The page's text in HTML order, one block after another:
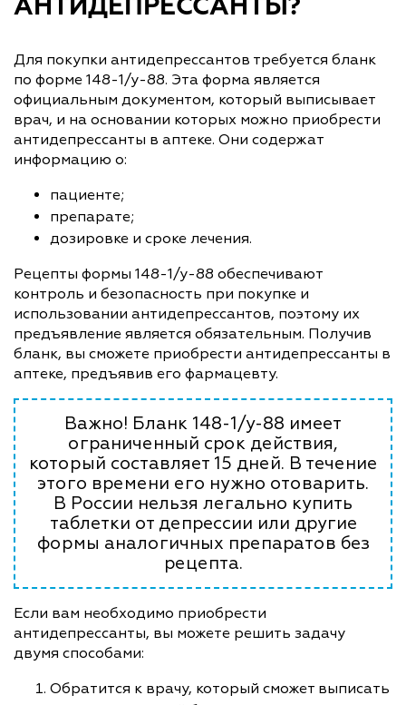
АНТИДЕПРЕССАНТЫ?
Для покупки антидепрессантов требуется бланк
по форме 148-1/у-88. Эта форма является
официальным документом, который выписывает
врач, и на основании которых можно приобрести
антидепрессанты в аптеке. Они содержат
информацию о:
пациенте;
препарате;
дозировке и сроке лечения.
Рецепты формы 148-1/у-88 обеспечивают
контроль и безопасность при покупке и
использовании антидепрессантов, поэтому их
предъявление является обязательным. Получив
бланк, вы сможете приобрести антидепрессанты в
аптеке, предъявив его фармацевту.
Важно! Бланк 148-1/у-88 имеет
ограниченный срок действия,
который составляет 15 дней. В течение
этого времени его нужно отоварить.
В России нельзя легально купить
таблетки от депрессии или другие
формы аналогичных препаратов без
рецепта.
Если вам необходимо приобрести
антидепрессанты, вы можете решить задачу
двумя способами:
Обратится к врачу, который сможет выписать